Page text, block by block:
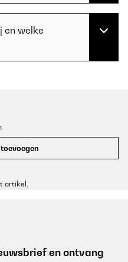
en welke
artikel.
en ontvang